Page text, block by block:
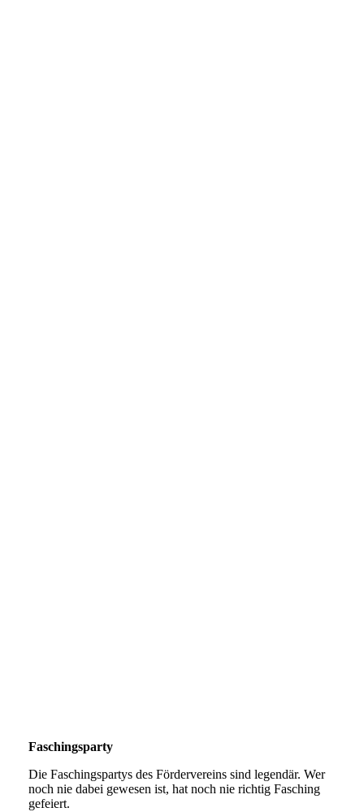
Faschingsparty
Die Faschingspartys des Fördervereins sind legendär. Wer
noch nie dabei gewesen ist, hat noch nie richtig Fasching
gefeiert.